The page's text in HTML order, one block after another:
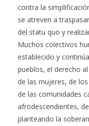
contra la
se atreven a
del statu quo y
Muchos colectivos
establecido y
pueblos, el derecho
de las mujeres, de
de las comunidades
afrodescendientes,
planteando la